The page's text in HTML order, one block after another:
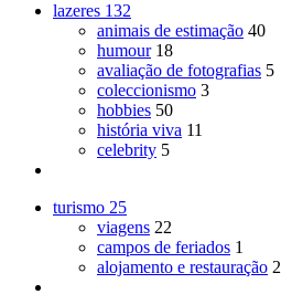
lazeres 132
animais de estimação 40
humour 18
avaliação de fotografias 5
coleccionismo 3
hobbies 50
história viva 11
celebrity 5
turismo 25
viagens 22
campos de feriados 1
alojamento e restauração 2